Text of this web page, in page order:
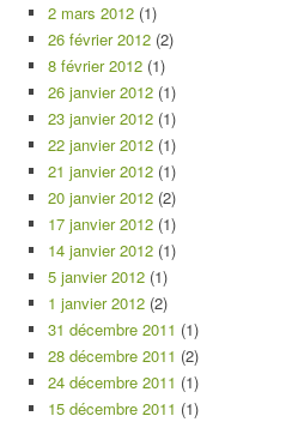
2 mars 2012 (1)
26 février 2012 (2)
8 février 2012 (1)
26 janvier 2012 (1)
23 janvier 2012 (1)
22 janvier 2012 (1)
21 janvier 2012 (1)
20 janvier 2012 (2)
17 janvier 2012 (1)
14 janvier 2012 (1)
5 janvier 2012 (1)
1 janvier 2012 (2)
31 décembre 2011 (1)
28 décembre 2011 (2)
24 décembre 2011 (1)
15 décembre 2011 (1)